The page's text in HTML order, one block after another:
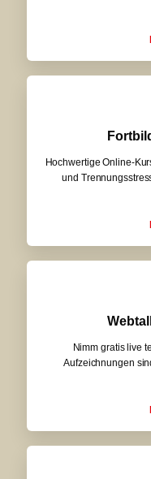
Hochwertige Online-
und
Nimm gratis live
Aufzeichnungen